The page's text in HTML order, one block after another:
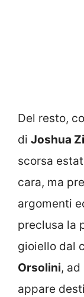
Del resto,
di Joshua
scorsa
cara, ma
argomenti
preclusa la
gioiello dal
Orsolini,
appare